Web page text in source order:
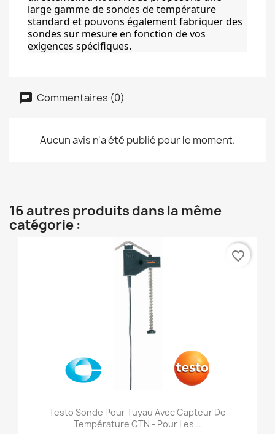
large gamme de sondes de température
standard et pouvons également fabriquer des
sondes sur mesure en fonction de vos
exigences spécifiques.
Commentaires (0)
Aucun avis n'a été publié pour le moment.
16 autres produits dans la même
catégorie :
Testo Sonde Pour Tuyau Avec Capteur De
Température CTN - Pour Les...
favorite_border